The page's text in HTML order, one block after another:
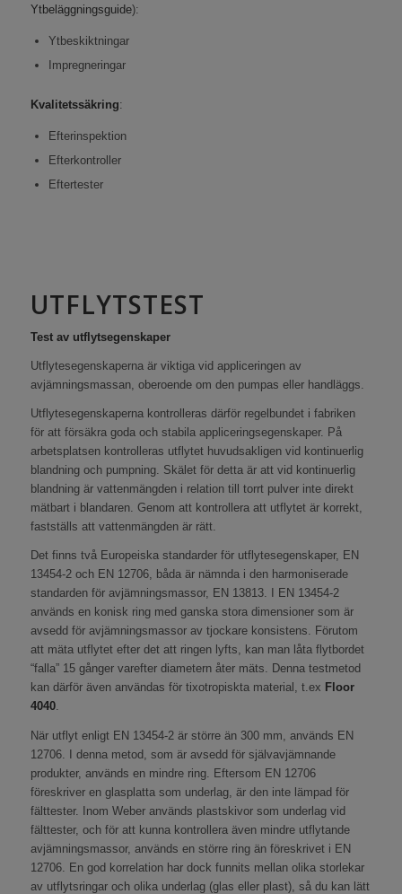
Ytbeläggningsguide):
Ytbeskiktningar
Impregneringar
Kvalitetssäkring:
Efterinspektion
Efterkontroller
Eftertester
UTFLYTSTEST
Test av utflytsegenskaper
Utflytesegenskaperna är viktiga vid appliceringen av
avjämningsmassan, oberoende om den pumpas eller handläggs.
Utflytesegenskaperna kontrolleras därför regelbundet i fabriken
för att försäkra goda och stabila appliceringsegenskaper. På
arbetsplatsen kontrolleras utflytet huvudsakligen vid kontinuerlig
blandning och pumpning. Skälet för detta är att vid kontinuerlig
blandning är vattenmängden i relation till torrt pulver inte direkt
mätbart i blandaren. Genom att kontrollera att utflytet är korrekt,
fastställs att vattenmängden är rätt.
Det finns två Europeiska standarder för utflytesegenskaper, EN
13454-2 och EN 12706, båda är nämnda i den harmoniserade
standarden för avjämningsmassor, EN 13813. I EN 13454-2
används en konisk ring med ganska stora dimensioner som är
avsedd för avjämningsmassor av tjockare konsistens. Förutom
att mäta utflytet efter det att ringen lyfts, kan man låta flytbordet
“falla” 15 gånger varefter diametern åter mäts. Denna testmetod
kan därför även användas för tixotropiskta material, t.ex Floor
4040.
När utflyt enligt EN 13454-2 är större än 300 mm, används EN
12706. I denna metod, som är avsedd för självavjämnande
produkter, används en mindre ring. Eftersom EN 12706
föreskriver en glasplatta som underlag, är den inte lämpad för
fälttester. Inom Weber används plastskivor som underlag vid
fälttester, och för att kunna kontrollera även mindre utflytande
avjämningsmassor, används en större ring än föreskrivet i EN
12706. En god korrelation har dock funnits mellan olika storlekar
av utflytsringar och olika underlag (glas eller plast), så du kan lätt